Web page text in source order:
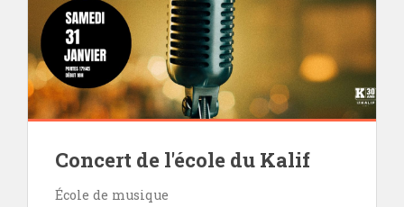
Concert de l'école du Kalif
École de musique